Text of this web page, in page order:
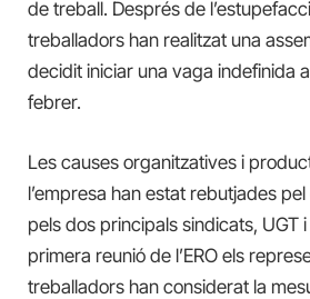
de treball. Després de
treballadors han realitzat una
decidit iniciar una vaga indefinida
febrer.
Les causes organitzatives i
l’empresa han estat rebutjades
pels dos principals sindicats, UGT i
primera reunió de l’ERO els
treballadors han considerat la